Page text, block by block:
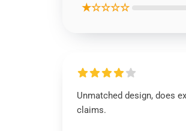
★☆☆☆☆
Unmatched design, does
claims.